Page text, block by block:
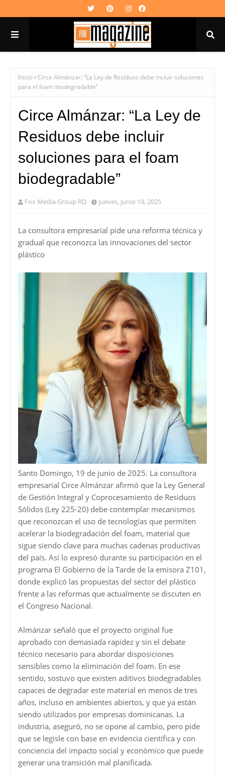
Inicio
Circe Almánzar: “La Ley de Residuos debe incluir soluciones
para el foam biodegradable”
Circe Almánzar: “La Ley de
Residuos debe incluir
soluciones para el foam
biodegradable”
Fox Media Group RD jueves, junio 19, 2025
La consultora empresarial pide una reforma técnica y
gradual que reconozca las innovaciones del sector
plástico
Santo Domingo, 19 de junio de 2025. La consultora
empresarial Circe Almánzar afirmó que la Ley General
de Gestión Integral y Coprocesamiento de Residuos
Sólidos (Ley 225-20) debe contemplar mecanismos
que reconozcan el uso de tecnologías que permiten
acelerar la biodegradación del foam, material que
sigue siendo clave para muchas cadenas productivas
del país. Así lo expresó durante su participación en el
programa El Gobierno de la Tarde de la emisora Z101,
donde explicó las propuestas del sector del plástico
frente a las reformas que actualmente se discuten en
el Congreso Nacional.
Almánzar señaló que el proyecto original fue
aprobado con demasiada rapidez y sin el debate
técnico necesario para abordar disposiciones
sensibles como la eliminación del foam. En ese
sentido, sostuvo que existen aditivos biodegradables
capaces de degradar este material en menos de tres
años, incluso en ambientes abiertos, y que ya están
siendo utilizados por empresas dominicanas. La
industria, aseguró, no se opone al cambio, pero pide
que se legisle con base en evidencia científica y con
conciencia del impacto social y económico que puede
generar una transición mal planificada.